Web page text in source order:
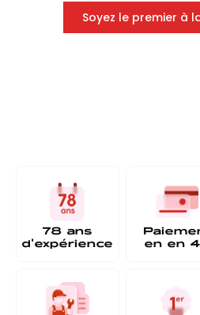
Soyez le premier à
78 ans
d'expérience
en en